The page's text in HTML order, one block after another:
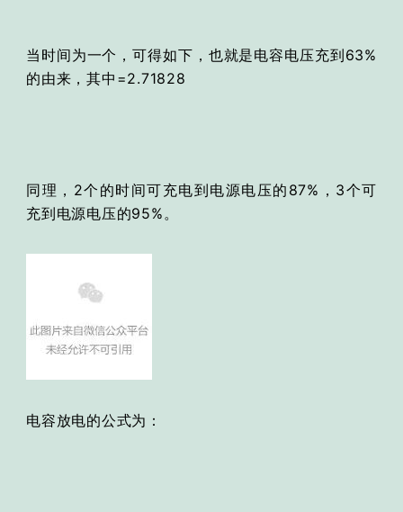
当时间为一个，可得如下，也就是电容电压充到63%
的由来，其中=2.71828
同理，2个的时间可充电到电源电压的87%，3个可
充到电源电压的95%。
电容放电的公式为：